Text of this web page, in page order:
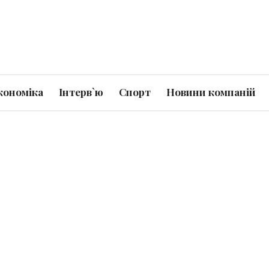
Інтерв`ю Спорт Новини компаній